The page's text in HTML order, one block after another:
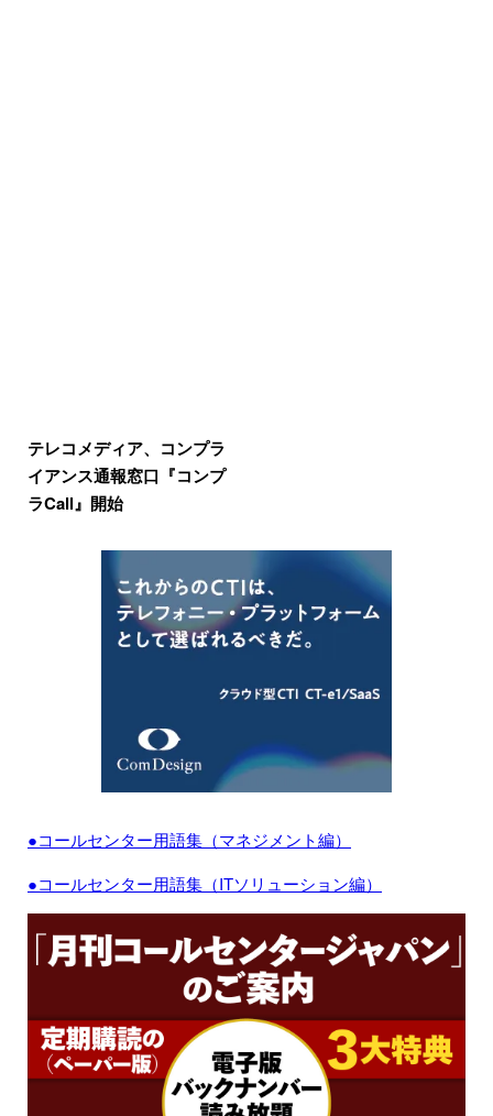
テレコメディア、コンプラ
イアンス通報窓口『コンプ
ラCall』開始
●コールセンター用語集（マネジメント編）
●コールセンター用語集（ITソリューション編）